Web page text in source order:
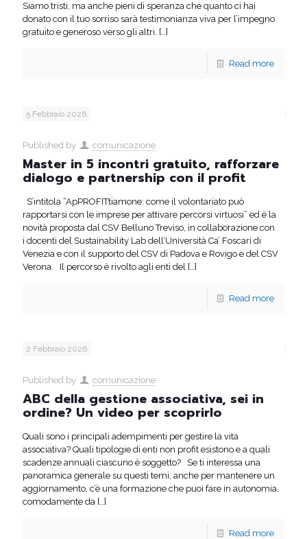
Siamo tristi, ma anche pieni di speranza che quanto ci hai
donato con il tuo sorriso sarà testimonianza viva per l’impegno
gratuito e generoso verso gli altri. […]
Read more
5 Febbraio 2026
Published by comunicazione
Master in 5 incontri gratuito, rafforzare
dialogo e partnership con il profit
S’intitola “ApPROFITtiamone: come il volontariato può
rapportarsi con le imprese per attivare percorsi virtuosi” ed è la
novità proposta dal CSV Belluno Treviso, in collaborazione con
i docenti del Sustainability Lab dell’Università Ca’ Foscari di
Venezia e con il supporto del CSV di Padova e Rovigo e del CSV
Verona. Il percorso è rivolto agli enti del […]
Read more
2 Febbraio 2026
Published by comunicazione
ABC della gestione associativa, sei in
ordine? Un video per scoprirlo
Quali sono i principali adempimenti per gestire la vita
associativa? Quali tipologie di enti non profit esistono e a quali
scadenze annuali ciascuno è soggetto? Se ti interessa una
panoramica generale su questi temi, anche per mantenere un
aggiornamento, c’è una formazione che puoi fare in autonomia,
comodamente da […]
Read more